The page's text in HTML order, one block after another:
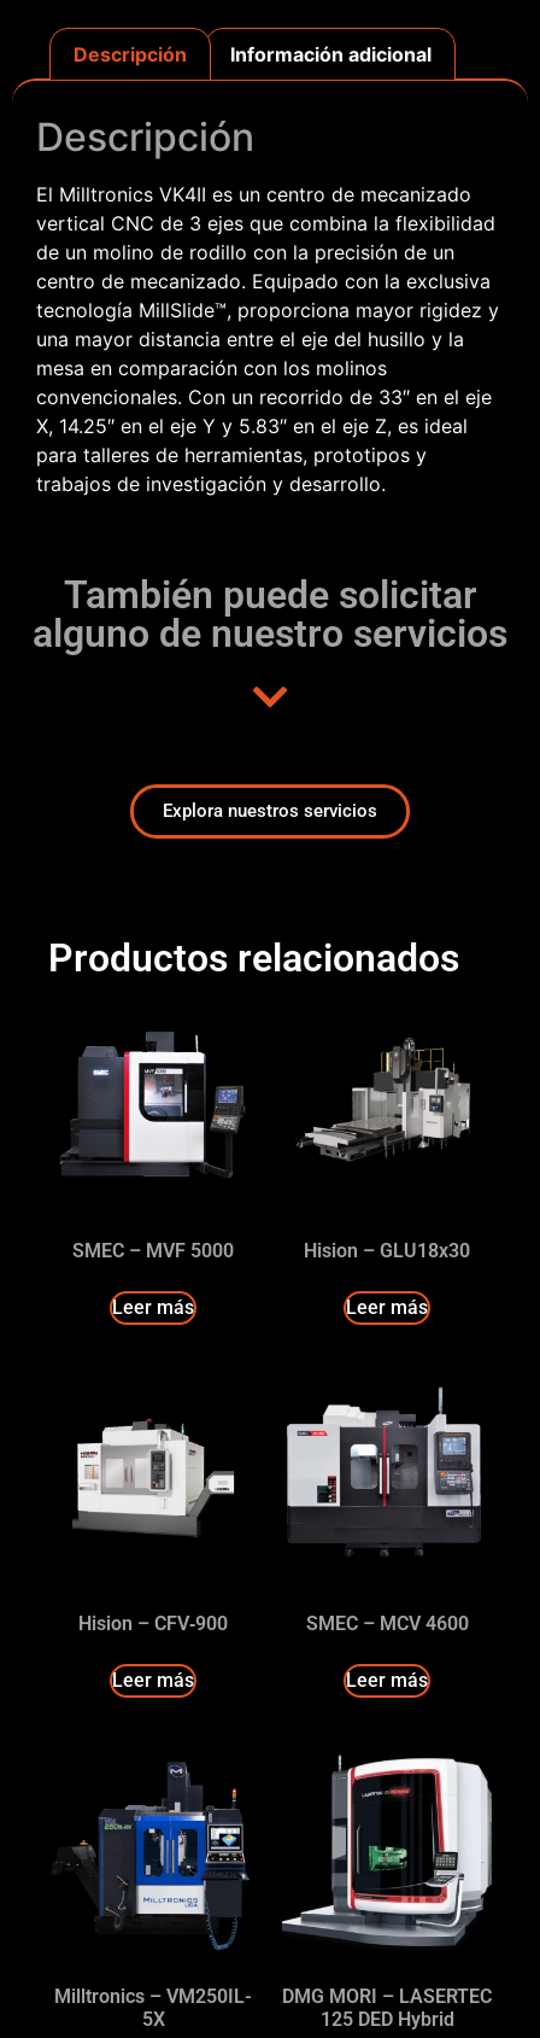
Descripción Información adicional
Descripción
El Milltronics VK4II es un centro de mecanizado
vertical CNC de 3 ejes que combina la flexibilidad
de un molino de rodillo con la precisión de un
centro de mecanizado. Equipado con la exclusiva
tecnología MillSlide™, proporciona mayor rigidez y
una mayor distancia entre el eje del husillo y la
mesa en comparación con los molinos
convencionales. Con un recorrido de 33″ en el eje
X, 14.25″ en el eje Y y 5.83″ en el eje Z, es ideal
para talleres de herramientas, prototipos y
trabajos de investigación y desarrollo.
También puede solicitar
alguno de nuestro servicios
Explora nuestros servicios
Productos relacionados
SMEC – MVF 5000
Leer más
Hision – GLU18x30
Leer más
Hision – CFV‑900
Leer más
SMEC – MCV 4600
Leer más
Milltronics – VM250IL-
5X
DMG MORI – LASERTEC
125 DED Hybrid